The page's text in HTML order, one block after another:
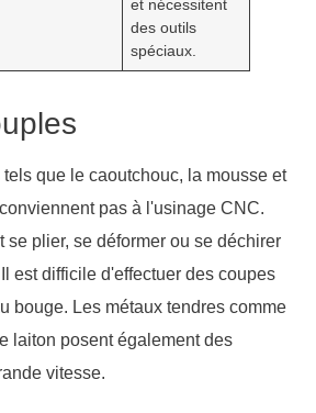
et nécessitent
des outils
spéciaux.
que le caoutchouc, la mousse et
pas à l'usinage CNC.
se plier, se déformer ou se déchirer
est difficile d'effectuer des coupes
bouge. Les métaux tendres comme
laiton posent également des
vitesse.